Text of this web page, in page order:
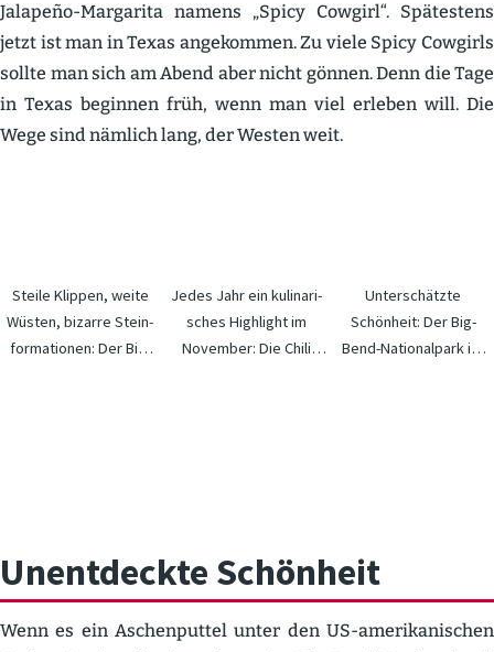
Jalapeño-Margarita namens „Spicy Cowgirl“. Spätestens
jetzt ist man in Texas angekommen. Zu viele Spicy Cowgirls
sollte man sich am Abend aber nicht gönnen. Denn die Tage
in Texas beginnen früh, wenn man viel erleben will. Die
Wege sind nämlich lang, der Westen weit.
Steile Klippen, weite
Wüsten, bizarre Stein­
for­ma­tionen: Der Big-
Jedes Jahr ein kulina­ri­
sches Highlight im
November: Die Chili
Unter­schätzte
Schönheit: Der Big-
Bend-Natio­nalpark ist
Unent­deckte Schönheit
Wenn es ein Aschen­puttel unter den US-ameri­ka­ni­schen